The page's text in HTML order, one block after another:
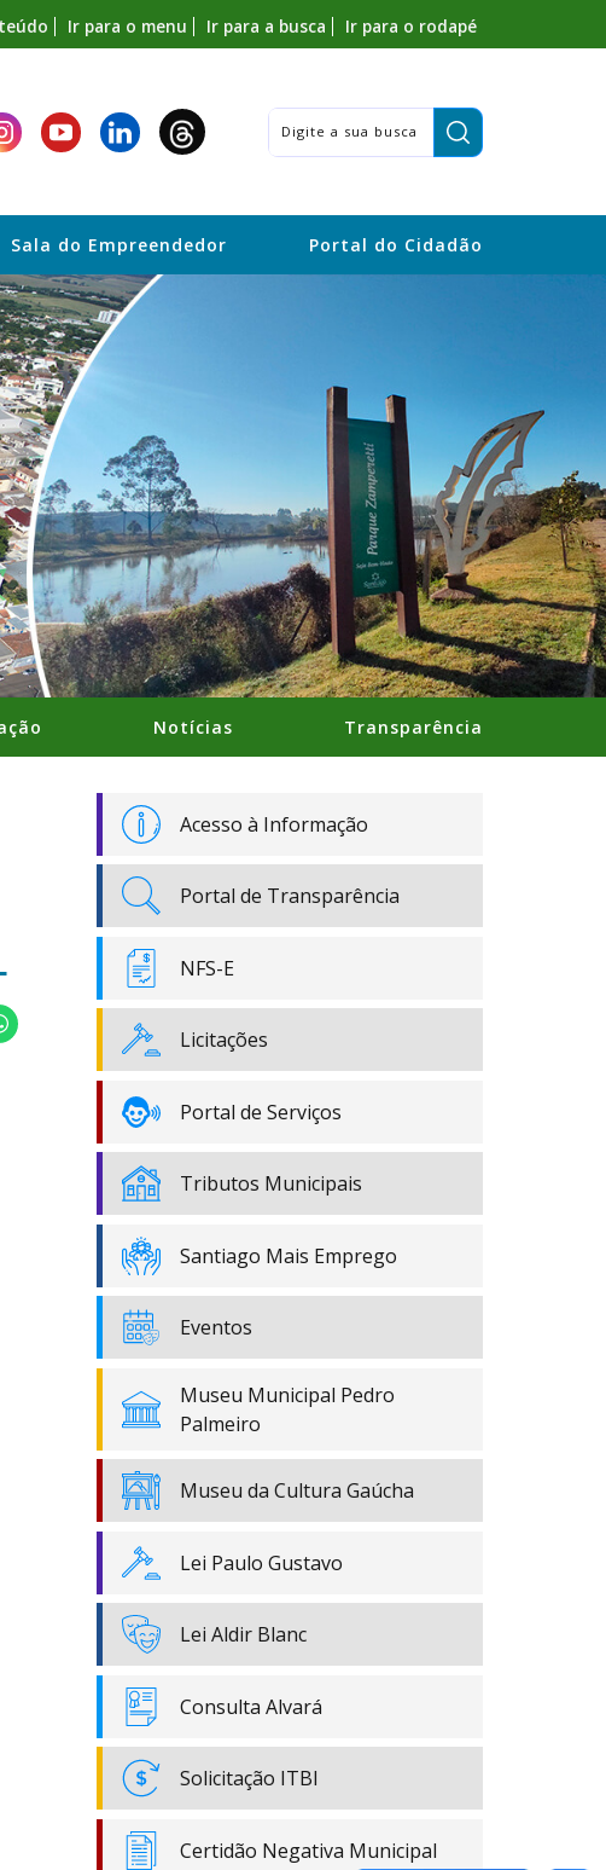
Ir para o menu Ir para a busca Ir para o rodapé
Pesquisar:
Sala do Empreendedor Portal do Cidadão
Notícias Transparência
Acesso à Informação
Portal de Transparência
NFS-E
Licitações
Portal de Serviços
Tributos Municipais
Santiago Mais Emprego
Eventos
Museu Municipal Pedro
Palmeiro
Museu da Cultura Gaúcha
Lei Paulo Gustavo
Lei Aldir Blanc
Consulta Alvará
Solicitação ITBI
Certidão Negativa Municipal